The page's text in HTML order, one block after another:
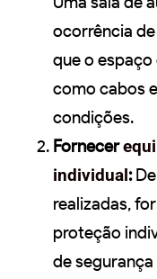
ocorrência
que o
como cabos
condições.
Fornecer
individual:
realizadas,
proteção
de segurança